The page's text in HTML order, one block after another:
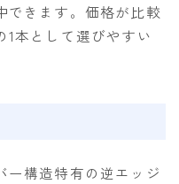
できます。価格が比較
1本として選びやすい
ー構造特有の逆エッジ